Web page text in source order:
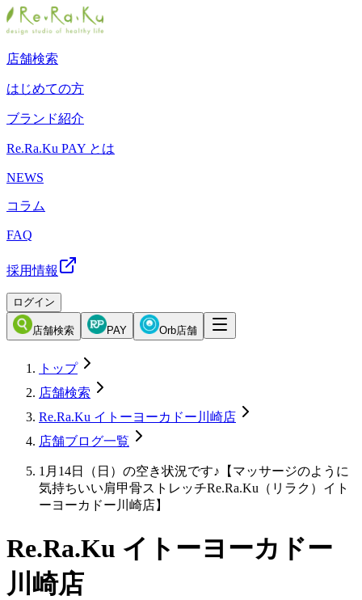
店舗検索
はじめての方
ブランド紹介
Re.Ra.Ku PAY とは
NEWS
コラム
FAQ
採用情報
ログイン
店舗検索 PAY Orb店舗
トップ
店舗検索
Re.Ra.Ku イトーヨーカドー川崎店
店舗ブログ一覧
1月14日（日）の空き状況です♪【マッサージのように
気持ちいい肩甲骨ストレッチRe.Ra.Ku（リラク）イト
ーヨーカドー川崎店】
Re.Ra.Ku イトーヨーカドー
川崎店